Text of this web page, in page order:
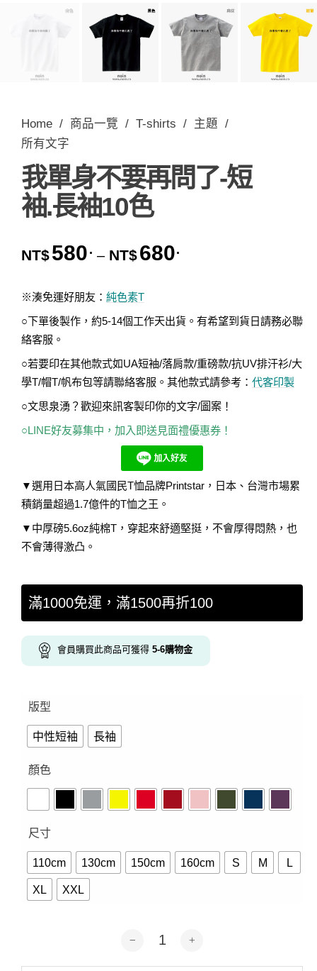
Home / 商品一覽 / T-shirts / 主題 /
所有文字
我單身不要再問了-短
袖.長袖10色
NT$580 . – NT$680.
※湊免運好朋友： 純色素T
○下單後製作，約5-14個工作天出貨。有希望到貨日請務必聯
絡客服。
○若要印在其他款式如UA短袖/落肩款/重磅款/抗UV排汗衫/大
學T/帽T/帆布包等請聯絡客服。其他款式請參考： 代客印製
○文思泉湧？歡迎來訊客製印你的文字/圖案！
○LINE好友募集中，加入即送見面禮優惠券！
▼選用日本高人氣國民T恤品牌Printstar，日本、台灣市場累
積銷量超過1.7億件的T恤之王。
▼中厚磅5.6oz純棉T，穿起來舒適堅挺，不會厚得悶熱，也
不會薄得激凸。
滿1000免運，滿1500再折100
會員購買此商品可獲得 5-6購物金
版型
中性短袖 長袖
顏色
尺寸
110cm 130cm 150cm 160cm S M L
XL XXL
我單身不要再問了-短袖.長袖10色 數量